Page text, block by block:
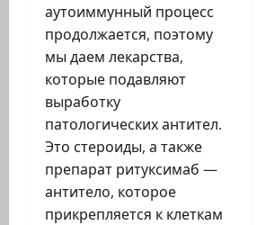
аутоиммунный процесс
продолжается, поэтому
мы даем лекарства,
которые подавляют
выработку
патологических антител.
Это стероиды, а также
препарат ритуксимаб —
антитело, которое
прикрепляется к клеткам